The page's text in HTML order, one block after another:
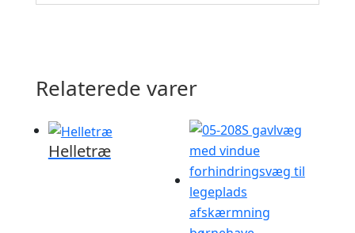
Relaterede varer
Helletræ